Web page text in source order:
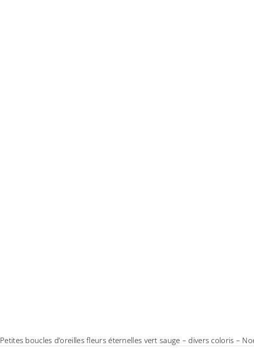
Petites boucles d’oreilles fleurs éternelles vert sauge – divers coloris –